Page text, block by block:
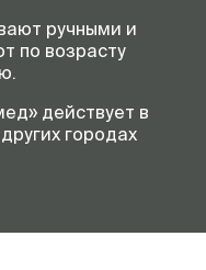
ручными и
по возрасту
действует в
городах